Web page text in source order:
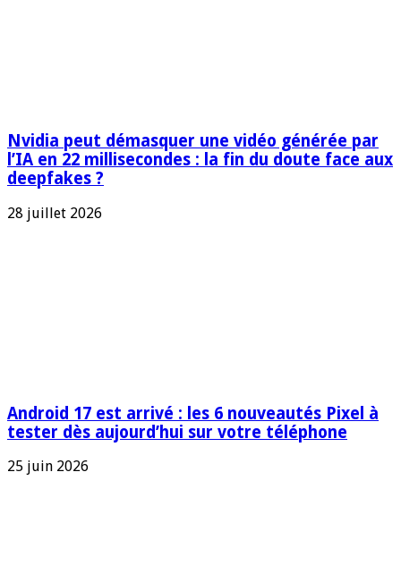
Nvidia peut démasquer une vidéo générée par
l’IA en 22 millisecondes : la fin du doute face aux
deepfakes ?
28 juillet 2026
Android 17 est arrivé : les 6 nouveautés Pixel à
tester dès aujourd’hui sur votre téléphone
25 juin 2026